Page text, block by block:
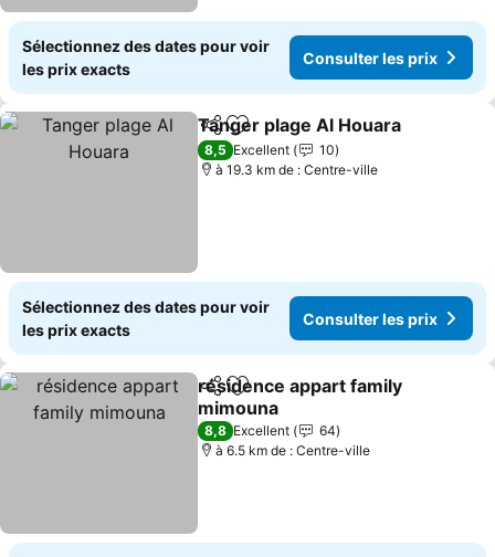
Sélectionnez des dates pour voir
les prix exacts
Consulter les prix
PartagerAjouter à mes favoris
Tanger plage Al Houara
8,5 Excellent
10
à 19.3 km de : Centre-ville
Sélectionnez des dates pour voir
les prix exacts
Consulter les prix
PartagerAjouter à mes favoris
résidence appart family
mimouna
Consulter les prix
8,8 Excellent
64
à 6.5 km de : Centre-ville